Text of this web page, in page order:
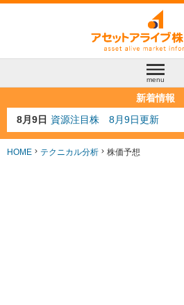
menu
新着情報
8月4日 AI注目株 8月4日更新
8月3日 人気業種注目株 8月3日更新
8月2日 金融注目株 8月2日更新
HOME テクニカル分析 株価予想